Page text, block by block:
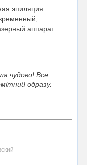
эпиляция.
аппарат.
чудово! Все
одразу.